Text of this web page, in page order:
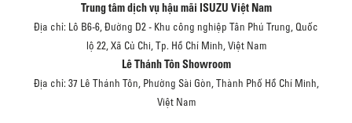
Trung tâm dịch vụ hậu mãi ISUZU Việt Nam
Địa chỉ: Lô B6-6, Đường D2 - Khu công nghiệp Tân Phú Trung, Quốc
lộ 22, Xã Củ Chi, Tp. Hồ Chí Minh, Việt Nam
Lê Thánh Tôn Showroom
Địa chỉ: 37 Lê Thánh Tôn, Phường Sài Gòn, Thành Phố Hồ Chí Minh,
Việt Nam